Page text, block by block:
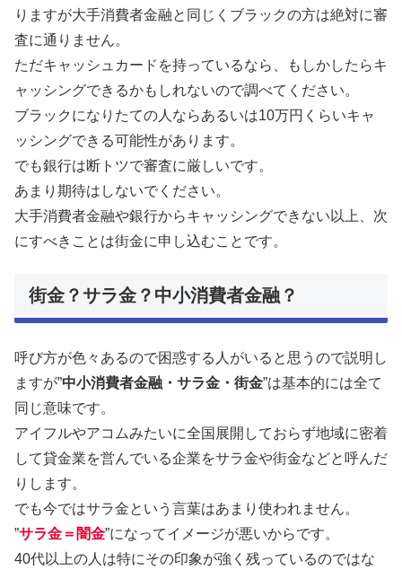
りますが大手消費者金融と同じくブラックの方は絶対に審
査に通りません。
ただキャッシュカードを持っているなら、もしかしたらキ
ャッシングできるかもしれないので調べてください。
ブラックになりたての人ならあるいは10万円くらいキャ
ッシングできる可能性があります。
でも銀行は断トツで審査に厳しいです。
あまり期待はしないでください。
大手消費者金融や銀行からキャッシングできない以上、次
にすべきことは街金に申し込むことです。
街金？サラ金？中小消費者金融？
呼び方が色々あるので困惑する人がいると思うので説明し
ますが”中小消費者金融・サラ金・街金”は基本的には全て
同じ意味です。
アイフルやアコムみたいに全国展開しておらず地域に密着
して貸金業を営んでいる企業をサラ金や街金などと呼んだ
りします。
でも今ではサラ金という言葉はあまり使われません。
”サラ金＝闇金”になってイメージが悪いからです。
40代以上の人は特にその印象が強く残っているのではな